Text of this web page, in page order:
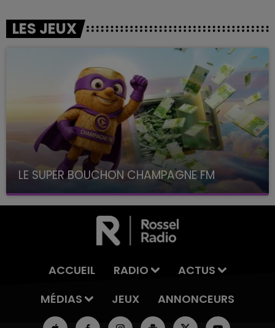
LES JEUX
LE SUPER BOUCHON CHAMPAGNE FM
avec La Famille Champagne FM, à 8H10
ACCUEIL RADIO
ACTUS
MÉDIAS
JEUX ANNONCEURS